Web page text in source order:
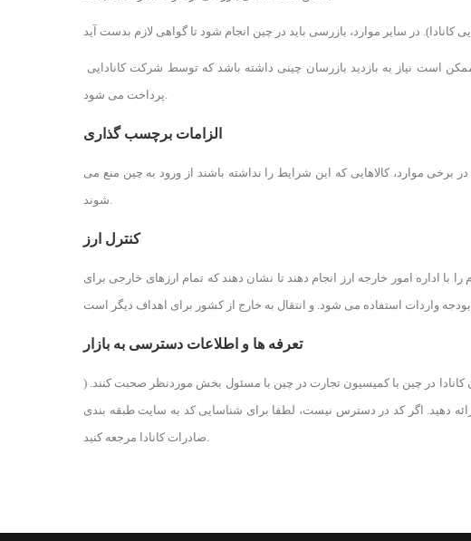
پرداخت می شود.
الزامات برچسب گذاری
موارد، کالاهایی که این شرایط را نداشته باشند از ورود به چین منع می
شوند.
کنترل ارز
را با اداره امور خارجه ارز انجام دهند تا نشان دهند که تمام ارزهای خارجی برای
تعرفه ها و اطلاعات دسترسی به بازار
کانادا در چین با کمیسیون تجارت در چین با مسئول بخش موردنظر صحبت کنند. (
دهید. اگر کد در دسترس نیست، لطفا برای شناسایی کد به سایت طبقه بندی
صادرات کانادا مرجعه کنید.